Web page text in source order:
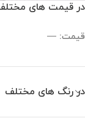
در قیمت های
قیمت: —
در رنگ های مختلف